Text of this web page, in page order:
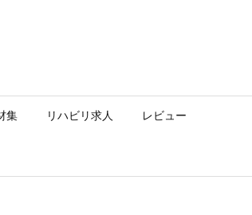
集 リハビリ求人 レビュー